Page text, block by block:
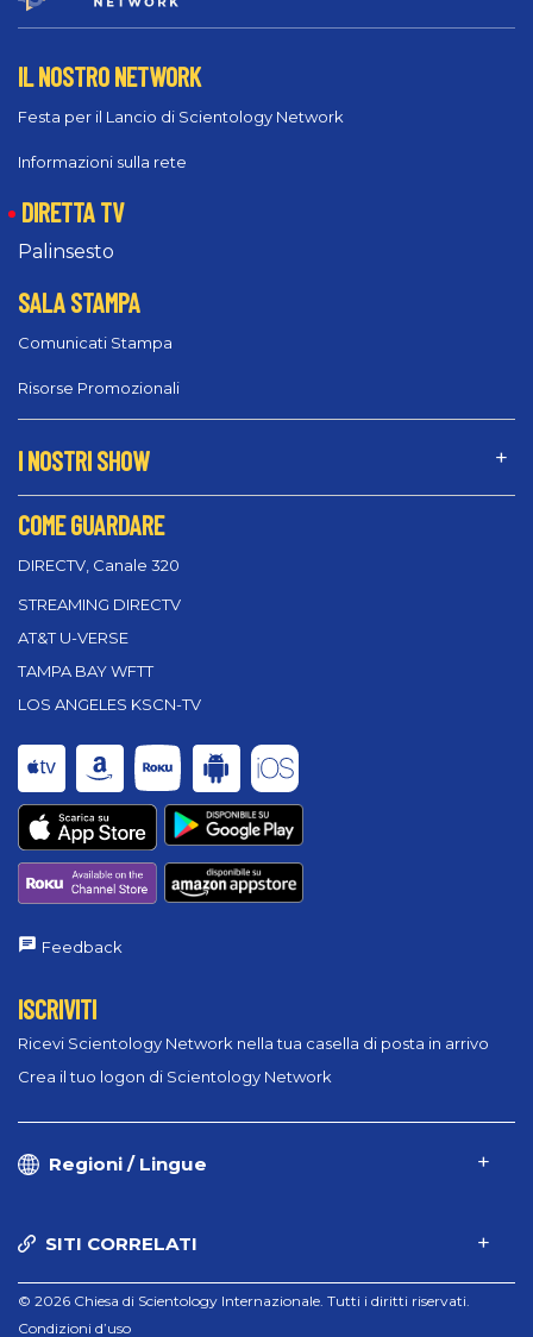
IL NOSTRO NETWORK
Festa per il Lancio di Scientology Network
Informazioni sulla rete
DIRETTA TV
Palinsesto
SALA STAMPA
Comunicati Stampa
Risorse Promozionali
I NOSTRI SHOW
COME GUARDARE
DIRECTV, Canale 320
STREAMING DIRECTV
AT&T U-VERSE
TAMPA BAY WFTT
LOS ANGELES KSCN-TV
Feedback
ISCRIVITI
Ricevi Scientology Network nella tua casella di posta in arrivo
Crea il tuo logon di Scientology Network
Regioni / Lingue
SITI CORRELATI
© 2026 Chiesa di Scientology Internazionale. Tutti i diritti riservati.
Condizioni d’uso